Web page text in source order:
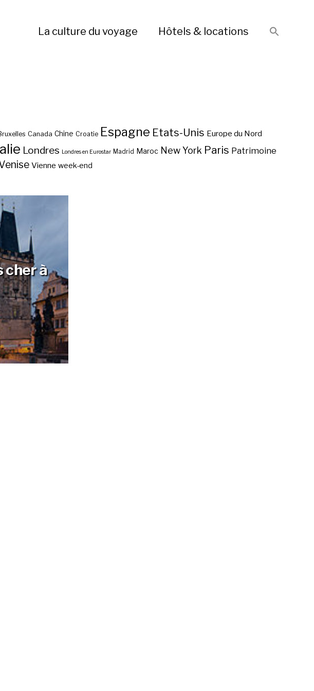
La culture du voyage Hôtels & locations
Canada Chine Croatie Espagne Etats-Unis Europe du Nord
Londres Londres en Eurostar Madrid Maroc New York Paris Patrimoine
Vienne week-end
cher à